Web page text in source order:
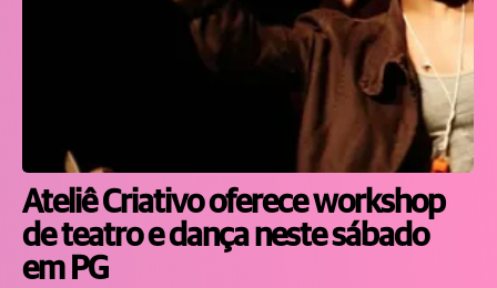
Ateliê Criativo oferece workshop
de teatro e dança neste sábado
em PG